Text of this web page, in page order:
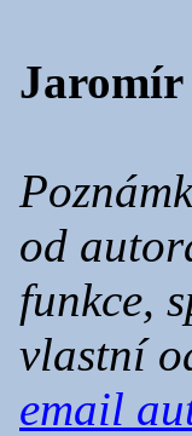
od
funkce,
vlastní
email